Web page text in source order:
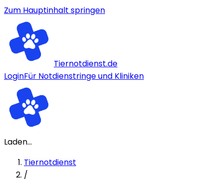
Zum Hauptinhalt springen
Tiernotdienst.de
LoginFür Notdienstringe und Kliniken
Laden...
Tiernotdienst
/